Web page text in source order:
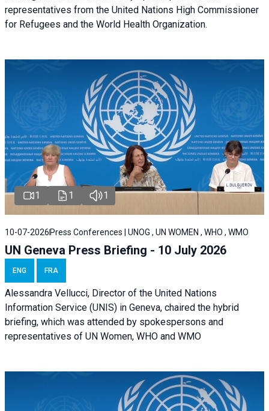
representatives from the United Nations High Commissioner
for Refugees and the World Health Organization.
1 1 1
10-07-2026 Press Conferences | UNOG , UN WOMEN , WHO , WMO
UN Geneva Press Briefing - 10 July 2026
ENG FRA
Alessandra Vellucci, Director of the United Nations
Information Service (UNIS) in Geneva, chaired the hybrid
briefing, which was attended by spokespersons and
representatives of UN Women, WHO and WMO